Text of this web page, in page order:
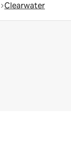
Clearwater